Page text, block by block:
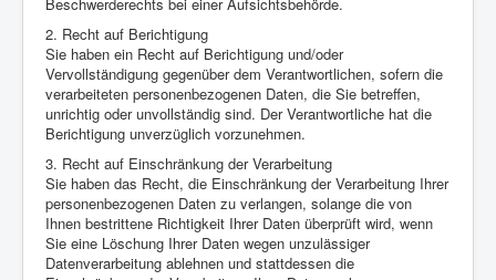
2. Recht auf Berichtigung
Sie haben ein Recht auf Berichtigung und/oder
Vervollständigung gegenüber dem Verantwortlichen, sofern die
verarbeiteten personenbezogenen Daten, die Sie betreffen,
unrichtig oder unvollständig sind. Der Verantwortliche hat die
Berichtigung unverzüglich vorzunehmen.
3. Recht auf Einschränkung der Verarbeitung
Sie haben das Recht, die Einschränkung der Verarbeitung Ihrer
personenbezogenen Daten zu verlangen, solange die von
Ihnen bestrittene Richtigkeit Ihrer Daten überprüft wird, wenn
Sie eine Löschung Ihrer Daten wegen unzulässiger
Datenverarbeitung ablehnen und stattdessen die